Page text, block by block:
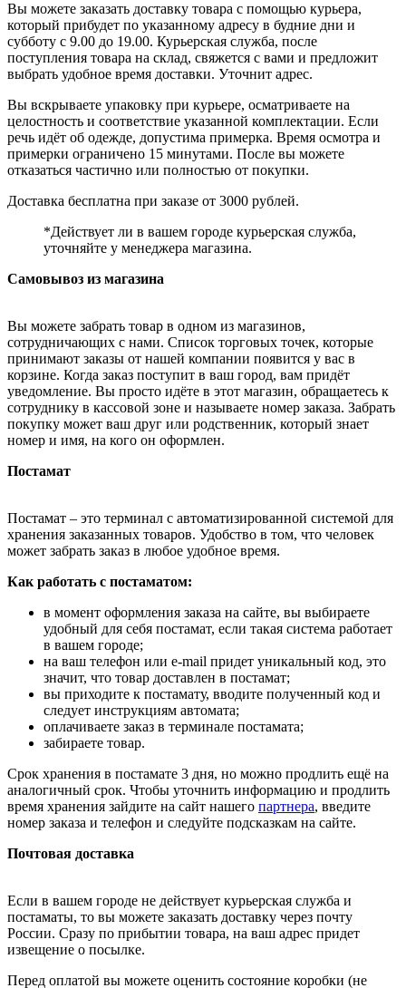
Вы можете заказать доставку товара с помощью курьера,
который прибудет по указанному адресу в будние дни и
субботу с 9.00 до 19.00. Курьерская служба, после
поступления товара на склад, свяжется с вами и предложит
выбрать удобное время доставки. Уточнит адрес.
Вы вскрываете упаковку при курьере, осматриваете на
целостность и соответствие указанной комплектации. Если
речь идёт об одежде, допустима примерка. Время осмотра и
примерки ограничено 15 минутами. После вы можете
отказаться частично или полностью от покупки.
Доставка бесплатна при заказе от 3000 рублей.
*Действует ли в вашем городе курьерская служба,
уточняйте у менеджера магазина.
Самовывоз из магазина
Вы можете забрать товар в одном из магазинов,
сотрудничающих с нами. Список торговых точек, которые
принимают заказы от нашей компании появится у вас в
корзине. Когда заказ поступит в ваш город, вам придёт
уведомление. Вы просто идёте в этот магазин, обращаетесь к
сотруднику в кассовой зоне и называете номер заказа. Забрать
покупку может ваш друг или родственник, который знает
номер и имя, на кого он оформлен.
Постамат
Постамат – это терминал с автоматизированной системой для
хранения заказанных товаров. Удобство в том, что человек
может забрать заказ в любое удобное время.
Как работать с постаматом:
в момент оформления заказа на сайте, вы выбираете
удобный для себя постамат, если такая система работает
в вашем городе;
на ваш телефон или e-mail придет уникальный код, это
значит, что товар доставлен в постамат;
вы приходите к постамату, вводите полученный код и
следует инструкциям автомата;
оплачиваете заказ в терминале постамата;
забираете товар.
Срок хранения в постамате 3 дня, но можно продлить ещё на
аналогичный срок. Чтобы уточнить информацию и продлить
время хранения зайдите на сайт нашего партнера, введите
номер заказа и телефон и следуйте подсказкам на сайте.
Почтовая доставка
Если в вашем городе не действует курьерская служба и
постаматы, то вы можете заказать доставку через почту
России. Сразу по прибытии товара, на ваш адрес придет
извещение о посылке.
Перед оплатой вы можете оценить состояние коробки (не